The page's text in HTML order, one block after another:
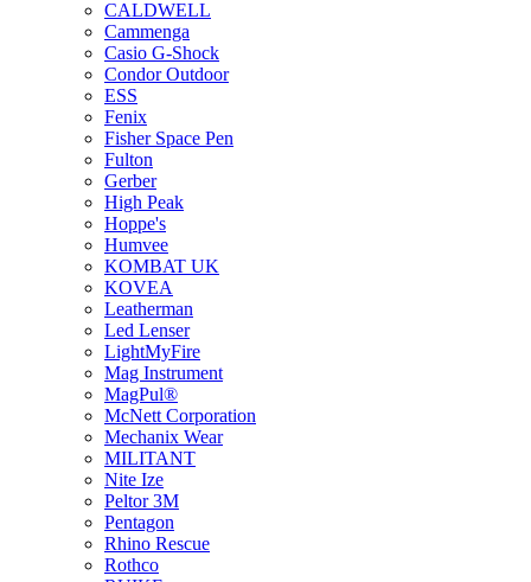
CALDWELL
Cammenga
Casio G-Shock
Condor Outdoor
ESS
Fenix
Fisher Space Pen
Fulton
Gerber
High Peak
Hoppe's
Humvee
KOMBAT UK
KOVEA
Leatherman
Led Lenser
LightMyFire
Mag Instrument
MagPul®
McNett Corporation
Mechanix Wear
MILITANT
Nite Ize
Peltor 3M
Pentagon
Rhino Rescue
Rothco